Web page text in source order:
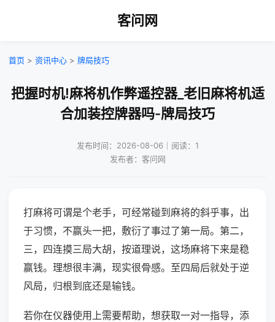
客问网
首页 > 资讯中心 > 牌局技巧
把握时机!麻将机作弊遥控器_老旧麻将机适
合加装控牌器吗-牌局技巧
发布时间：2026-08-06｜阅读：1
发布者：客问网
打麻将可谓是个老手，可经常碰到麻将的斜乎事，出
于习惯，不赢头一把，敷衍了事过了第一局。第二，
三，四连摸三局大胡，按道理说，这场麻将下来是稳
赢钱。理想很丰满，现实很骨感。至四局后就处于逆
风局，归根到底还是输钱。
若你在仪器使用上需要帮助，想获取一对一指导，添